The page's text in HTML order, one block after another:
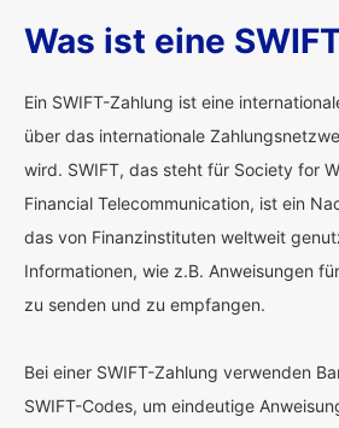
Was ist eine
Ein SWIFT-Zahlung ist eine
über das internationale
wird. SWIFT, das steht für Society for
Financial Telecommunication, ist ein
das von Finanzinstituten weltweit
Informationen, wie z.B. Anweisungen
zu senden und zu empfangen.
Bei einer SWIFT-Zahlung verwenden
SWIFT-Codes, um eindeutige